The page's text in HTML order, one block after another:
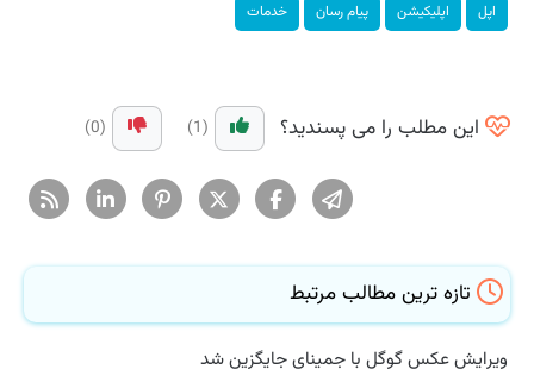
اپل اپلیكیشن پیام رسان خدمات
این مطلب را می پسندید؟ (1)
(0)
تازه ترین مطالب مرتبط
ویرایش عکس گوگل با جمینای جایگزین شد